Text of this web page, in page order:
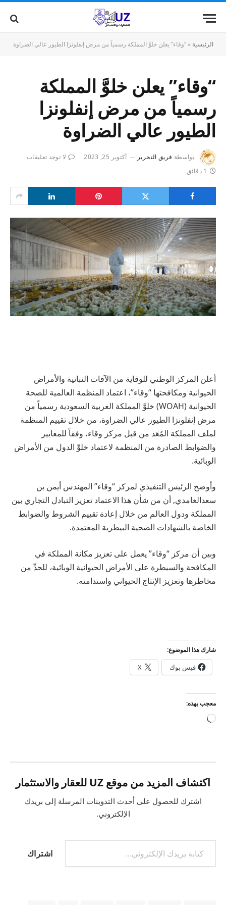
الرئيسية »“وقاء” يعلن خلوَّ المملكة رسمياً من مرض إنفلونزا الطيور عالي الضراوة
“وقاء” يعلن خلوَّ المملكة
رسمياً من مرض إنفلونزا
الطيور عالي الضراوة
بواسطة فريق التحرير أكتوبر 25, 2023
لا توجد تعليقات
1 دقائق
أعلن المركز الوطني للوقاية من الآفات النباتية والأمراض
الحيوانية ومكافحتها “وقاء”، اعتماد المنظمة العالمية للصحة
الحيوانية (WOAH) خلوَّ المملكة العربية السعودية رسمياً من
مرض إنفلونزا الطيور عالي الضراوة، من خلال تقييم المنظمة
لملف المملكة المُعَد من قبل مركز وقاء، وفقاً للمعايير
والضوابط الصادرة من المنظمة لاعتماد خلوِّ الدول من الأمراض
الوبائية.
وأوضح الرئيس التنفيذي لمركز “وقاء” المهندس أيمن بن
سعدالغامدي, أن من شأن هذا الاعتماد تعزيز التبادل التجاري بين
المملكة ودول العالم من خلال إعادة تقييم الشروط والضوابط
الخاصة بالشهادات الصحية البيطرية المعتمدة.
وبين أن مركز “وقاء” يعمل على تعزيز مكانة المملكة في
المكافحة والسيطرة على الأمراض الحيوانية الوبائية، للحدِّ من
مخاطرها وتعزيز الإنتاج الحيواني واستدامته.
شارك هذا الموضوع:
فيس بوك X
معجب بهذه:
جاري
اكتشاف المزيد من موقع UZ للعقار والاستثمار
اشترك للحصول على أحدث التدوينات المرسلة إلى بريدك
الإلكتروني.
كتابة بريدك الإلكتروني...
اشتراك